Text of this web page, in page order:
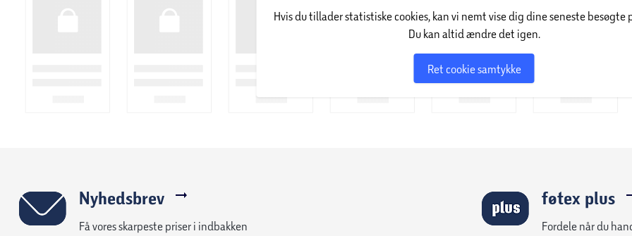
knaphulsfunktion sikrer dig flotte og ensartede knaphuller. Maskinen kommer med en masse tilbehør og
trykfødder til eks. lynlås, overlock, og blindsøm. Der er dermed gode muligheder for lave flotte detaljer og
Brother HF37 passer til den øvede bruger, men ligeledes til begynderen som gerne vil arbejde med kraftigere
materialer. Maskinen kommer med en komplet step-by-step instruktionsbog og DVD.
låg, så er du sikret at det altid er den rigtige farve tråd som ligger i maskinen.
Kvalitet fra Brother
Hvis du tillader statistiske cookies, kan vi nemt vise dig dine seneste besøgte
Du kan altid ændre det igen.
Ret cookie samtykke
Nyhedsbrev
Få vores skarpeste priser i indbakken
føtex plus
Fordele når du